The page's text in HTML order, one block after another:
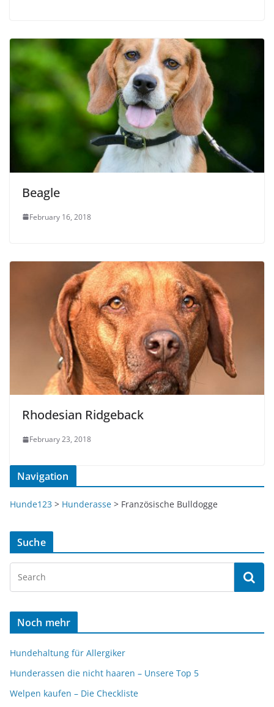
Beagle
February 16, 2018
Rhodesian Ridgeback
February 23, 2018
Navigation
Hunde123 > Hunderasse > Französische Bulldogge
Suche
Noch mehr
Hundehaltung für Allergiker
Hunderassen die nicht haaren – Unsere Top 5
Welpen kaufen – Die Checkliste